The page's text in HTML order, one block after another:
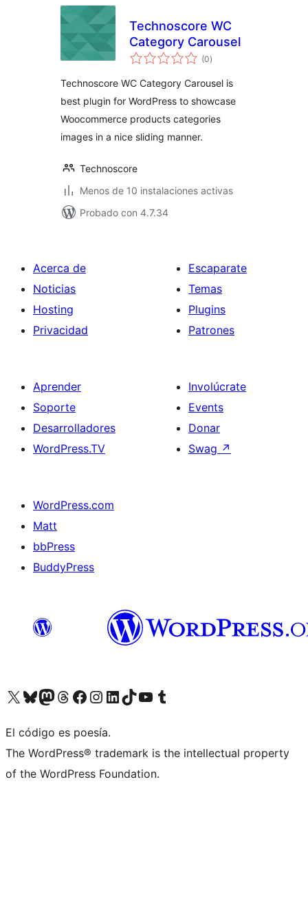
Technoscore WC
Category Carousel
(0total
de
)
Technoscore WC Category Carousel is
best plugin for WordPress to showcase
Woocommerce products categories
images in a nice sliding manner.
Technoscore
Menos de 10 instalaciones activas
Probado con 4.7.34
Acerca de
Noticias
Hosting
Privacidad
Escaparate
Temas
Plugins
Patrones
Aprender
Soporte
Desarrolladores
WordPress.TV
Involúcrate
Events
Donar
Swag ↗
WordPress.com
Matt
bbPress
BuddyPress
Visit our X (formerly Twitter) account
Visit our Bluesky account
Visita nuestra cuenta de Twitter
Visit our Threads account
Visita nuestra página de Facebook
Visite nuestra cuenta de Instagram
Visit our LinkedIn account
Visit our TikTok account
Visit our YouTube channel
Visit our Tumblr account
El código es poesía.
The WordPress® trademark is the intellectual property
of the WordPress Foundation.